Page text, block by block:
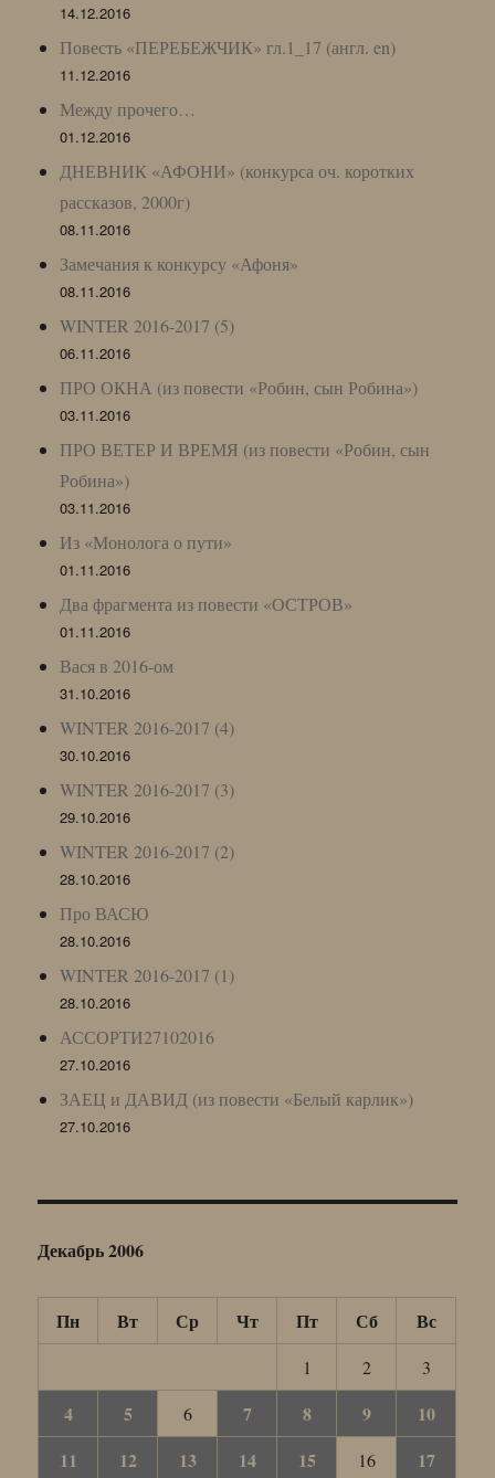
14.12.2016
Повесть «ПЕРЕБЕЖЧИК» гл.1_17 (англ. en)
11.12.2016
Между прочего…
01.12.2016
ДНЕВНИК «АФОНИ» (конкурса оч. коротких
рассказов, 2000г)
08.11.2016
Замечания к конкурсу «Афоня»
08.11.2016
WINTER 2016-2017 (5)
06.11.2016
ПРО ОКНА (из повести «Робин, сын Робина»)
03.11.2016
ПРО ВЕТЕР И ВРЕМЯ (из повести «Робин, сын
Робина»)
03.11.2016
Из «Монолога о пути»
01.11.2016
Два фрагмента из повести «ОСТРОВ»
01.11.2016
Вася в 2016-ом
31.10.2016
WINTER 2016-2017 (4)
30.10.2016
WINTER 2016-2017 (3)
29.10.2016
WINTER 2016-2017 (2)
28.10.2016
Про ВАСЮ
28.10.2016
WINTER 2016-2017 (1)
28.10.2016
АССОРТИ27102016
27.10.2016
ЗАЕЦ и ДАВИД (из повести «Белый карлик»)
27.10.2016
Декабрь 2006
Пн Вт Ср Чт Пт Сб Вс
1 2 3
4 5 6 7 8 9
10
11
12 13 14 15 16 17